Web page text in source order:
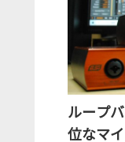
ループ
位なマ